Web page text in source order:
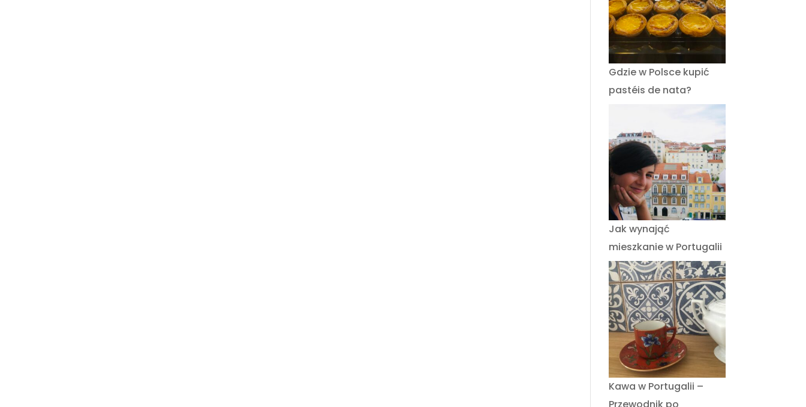
Gdzie w Polsce kupić
pastéis de nata?
Jak wynająć
mieszkanie w Portugalii
Kawa w Portugalii –
Przewodnik po